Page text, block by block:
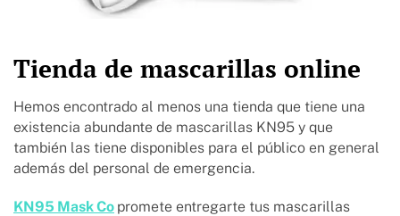
Tienda de mascarillas online
Hemos encontrado al menos una tienda que tiene una
existencia abundante de mascarillas KN95 y que
también las tiene disponibles para el público en general
además del personal de emergencia.
KN95 Mask Co promete entregarte tus mascarillas